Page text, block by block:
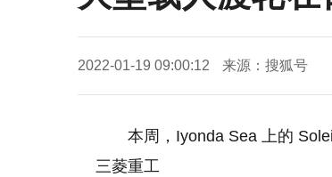
2022-01-19 09:00:12 来源：搜狐号
本周，Iyonda Sea 上的
三菱重工